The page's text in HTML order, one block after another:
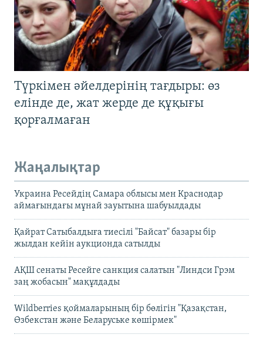
Түркімен әйелдерінің тағдыры: өз
елінде де, жат жерде де құқығы
қорғалмаған
Жаңалықтар
Украина Ресейдің Самара облысы мен Краснодар
аймағындағы мұнай зауытына шабуылдады
Қайрат Сатыбалдыға тиесілі "Байсат" базары бір
жылдан кейін аукционда сатылды
АҚШ сенаты Ресейге санкция салатын "Линдси Грэм
заң жобасын" мақұлдады
Wildberries қоймаларының бір бөлігін "Қазақстан,
Өзбекстан және Беларуське көшірмек"